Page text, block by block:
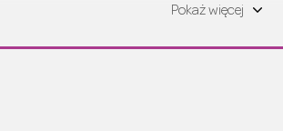
dodatkowe informacjePokaż więcej